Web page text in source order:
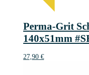
Perma-Grit
140x51mm
27,90 €